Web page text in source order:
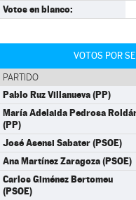
Votos en blanco:
VOTOS POR
PARTIDO
Pablo Ruz Villanueva (PP)
María Adelaida Pedrosa
(PP)
José Asensi Sabater (PSOE)
Ana Martínez Zaragoza (PSOE)
Carlos Giménez Bertomeu
(PSOE)